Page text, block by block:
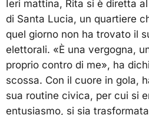
Ieri mattina, Rita si è diretta
di Santa Lucia, un quartiere
quel giorno non ha trovato il
elettorali. «È una vergogna,
proprio contro di me», ha
scossa. Con il cuore in gola,
sua routine civica, per cui si
entusiasmo, si sia